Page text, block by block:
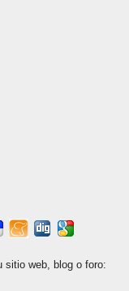
sitio web, blog o foro: